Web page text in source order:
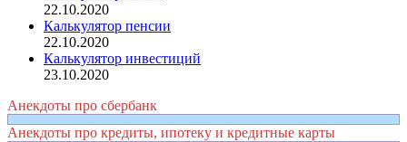
22.10.2020
Калькулятор пенсии
22.10.2020
Калькулятор инвестиций
23.10.2020
Анекдоты про сбербанк
Анекдоты про кредиты, ипотеку и кредитные карты